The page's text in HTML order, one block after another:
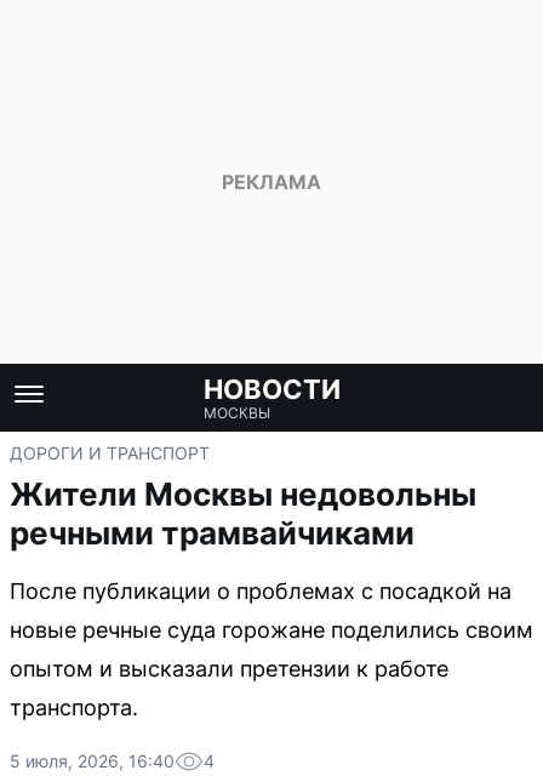
НОВОСТИ
МОСКВЫ
ДОРОГИ И ТРАНСПОРТ
Жители Москвы недовольны
речными трамвайчиками
После публикации о проблемах с посадкой на
новые речные суда горожане поделились своим
опытом и высказали претензии к работе
транспорта.
5 июля, 2026, 16:40 4